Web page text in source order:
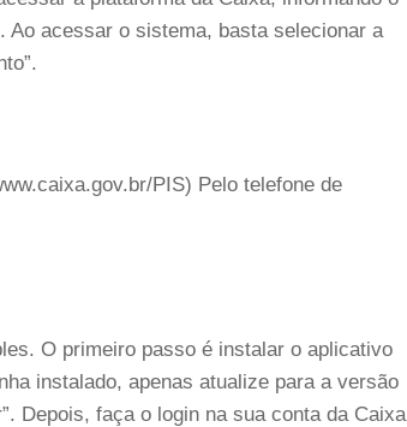
Ao acessar o sistema, basta selecionar a
PIS) Pelo telefone de
O primeiro passo é instalar o aplicativo
instalado, apenas atualize para a versão
Depois, faça o login na sua conta da Caixa